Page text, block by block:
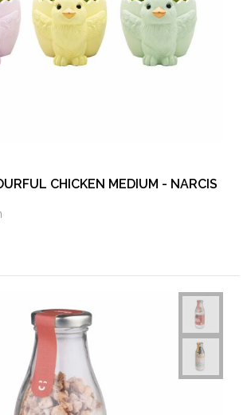
CHICKEN MEDIUM - NARCIS